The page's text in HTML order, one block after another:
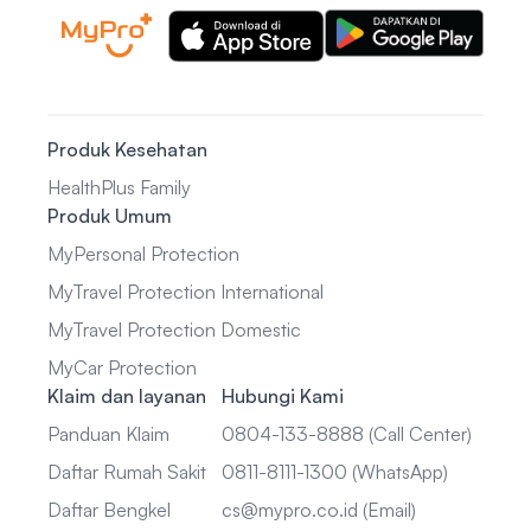
Produk Kesehatan
HealthPlus Family
Produk Umum
MyPersonal Protection
MyTravel Protection International
MyTravel Protection Domestic
MyCar Protection
Klaim dan layanan
Panduan Klaim
Daftar Rumah Sakit
Daftar Bengkel
Hubungi Kami
0804-133-8888 (Call Center)
0811-8111-1300 (WhatsApp)
cs@mypro.co.id (Email)